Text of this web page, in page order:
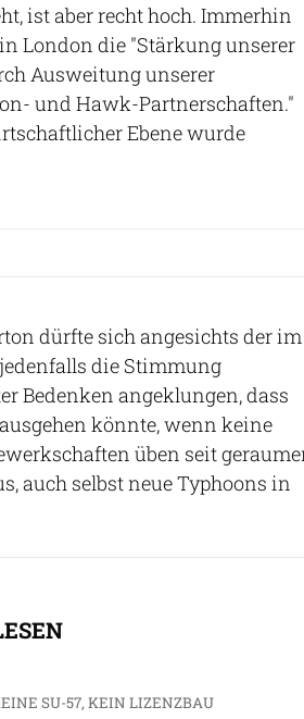
ist aber recht hoch. Immerhin
London die "Stärkung unserer
Ausweitung unserer
und Hawk-Partnerschaften."
Ebene wurde
dürfte sich angesichts der im
die Stimmung
Bedenken angeklungen, dass
könnte, wenn keine
üben seit
auch selbst neue Typhoons in
SU-57, KEIN LIZENZBAU